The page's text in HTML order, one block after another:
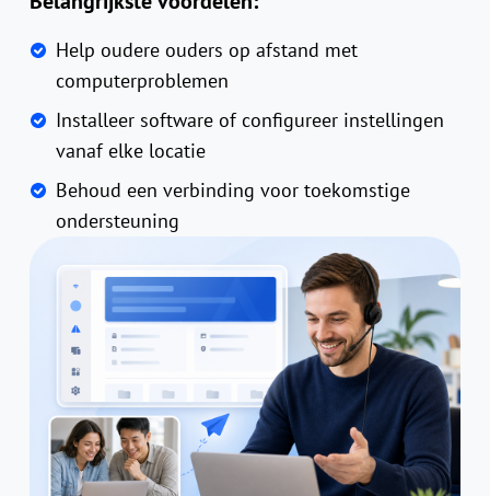
Help oudere ouders op afstand met
computerproblemen
Installeer software of configureer instellingen
vanaf elke locatie
Behoud een verbinding voor toekomstige
ondersteuning